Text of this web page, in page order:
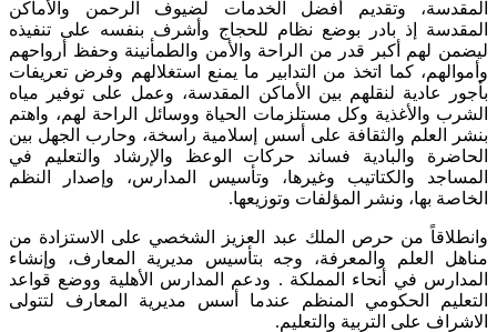
المقدسة، وتقديم أفضل الخدمات لضيوف الرحمن والأماكن
المقدسة إذ بادر بوضع نظام للحجاج وأشرف بنفسه على تنفيذه
ليضمن لهم أكبر قدر من الراحة والأمن والطمأنينة وحفظ أرواحهم
وأموالهم، كما اتخذ من التدابير ما يمنع استغلالهم وفرض تعريفات
بأجور عادية لنقلهم بين الأماكن المقدسة، وعمل على توفير مياه
الشرب والأغذية وكل مستلزمات الحياة ووسائل الراحة لهم، واهتم
بنشر العلم والثقافة على أسس إسلامية راسخة، وحارب الجهل بين
الحاضرة والبادية فساند حركات الوعظ والإرشاد والتعليم في
المساجد والكتاتيب وغيرها، وتأسيس المدارس، وإصدار النظم
الخاصة بها، ونشر المؤلفات وتوزيعها.
وانطلاقاً من حرص الملك عبد العزيز الشخصي على الاستزادة من
مناهل العلم والمعرفة، وجه بتأسيس مديرية المعارف، وإنشاء
المدارس في أنحاء المملكة . ودعم المدارس الأهلية ووضع قواعد
التعليم الحكومي المنظم عندما أسس مديرية المعارف لتتولى
الاشراف على التربية والتعليم.